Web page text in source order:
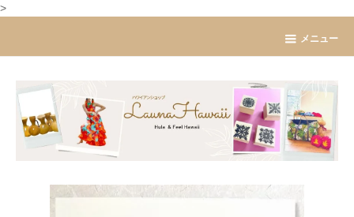
>
メニュー